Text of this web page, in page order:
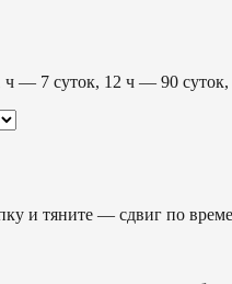
ч — 7 суток, 12 ч — 90
и тяните — сдвиг по